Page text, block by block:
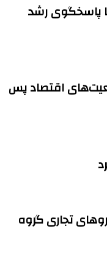
پاسخگوی رشد
اقتصاد پس
تجاری گروه